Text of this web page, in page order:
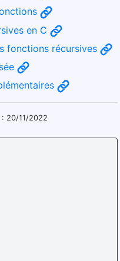
en C
fonctions récursives
: 20/11/2022